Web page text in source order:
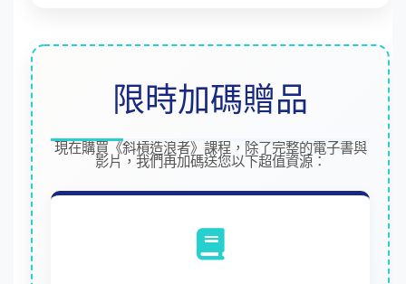
限時加碼贈品
現在購買《斜槓造浪者》課程，除了完整的電子書與
影片，我們再加碼送您以下超值資源：